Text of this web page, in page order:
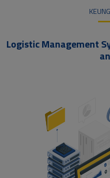
Logistic Management